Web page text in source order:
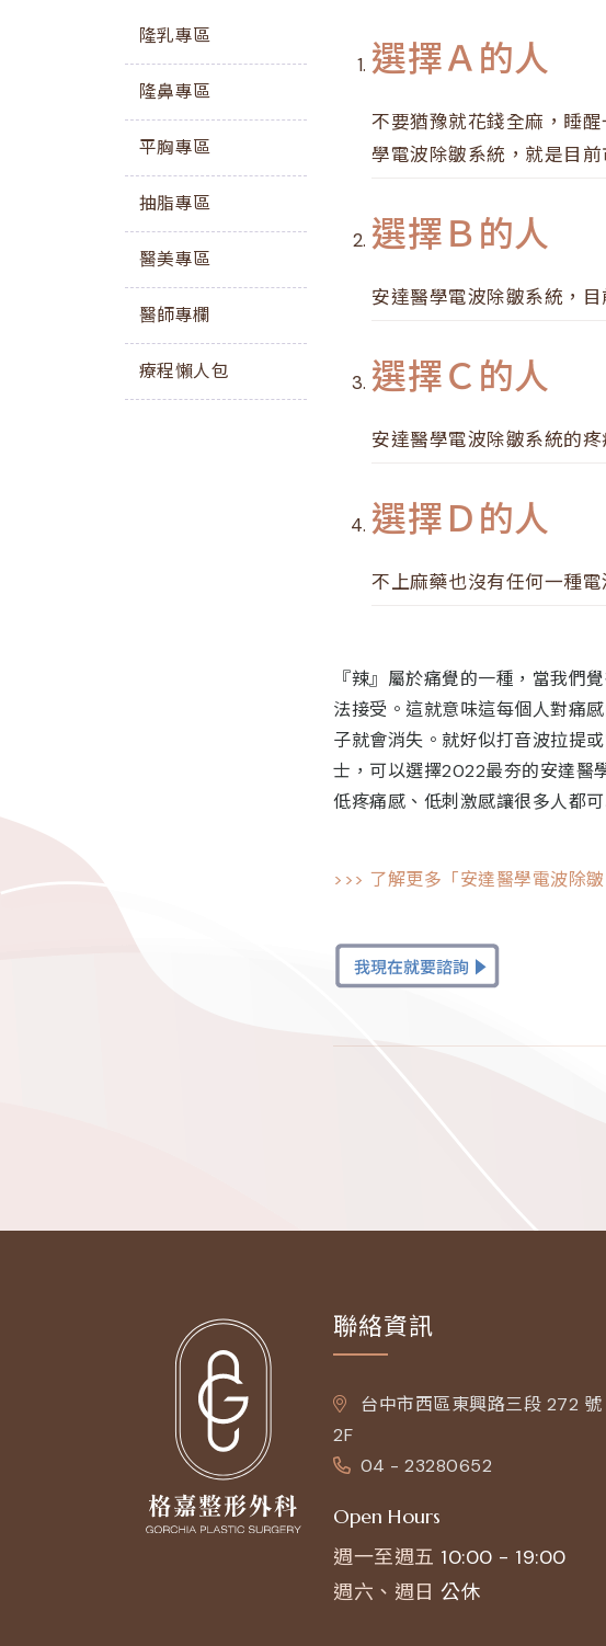
隆乳專區
隆鼻專區
平胸專區
抽脂專區
醫美專區
醫師專欄
療程懶人包
選擇Ａ的人
不要猶豫就花錢全麻，睡
學電波除皺系統，就是目
選擇Ｂ的人
安達醫學電波除皺系統，
選擇Ｃ的人
安達醫學電波除皺系統的
選擇Ｄ的人
不上麻藥也沒有任何一種電
『辣』屬於痛覺的一種，當我們
法接受。這就意味這每個人對痛
子就會消失。就好似打音波拉提
士，可以選擇2022最夯的安達醫
低疼痛感、低刺激感讓很多人都可
>>> 了解更多「安達醫學電波除皺
聯絡資訊
台中市西區東興路三段 272 號
2F
04 - 23280652
Open Hours
週一至週五 10:00 - 19:00
週六、週日 公休